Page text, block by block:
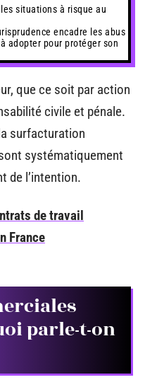
situations à risque au
encadre les abus
adopter pour protéger son
que ce soit par action
civile et pénale.
surfacturation
systématiquement
de l’intention.
de travail
France
parle-t-on